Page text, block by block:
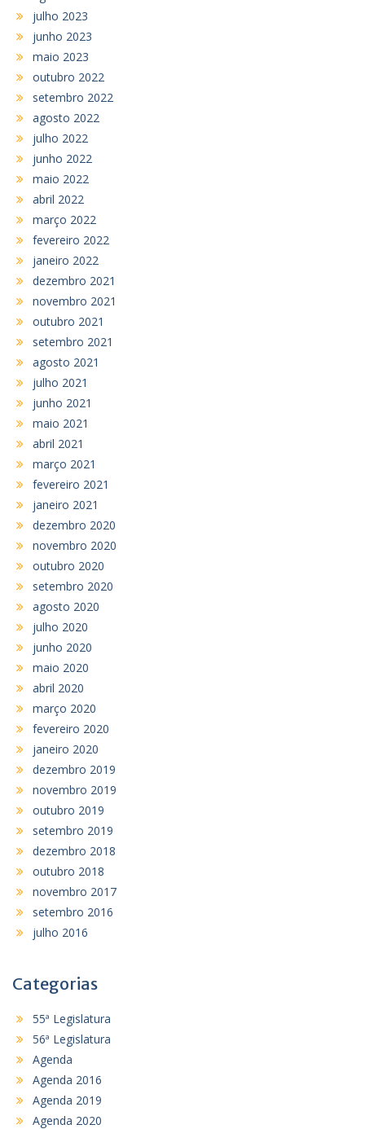
julho 2023
junho 2023
maio 2023
outubro 2022
setembro 2022
agosto 2022
julho 2022
junho 2022
maio 2022
abril 2022
março 2022
fevereiro 2022
janeiro 2022
dezembro 2021
novembro 2021
outubro 2021
setembro 2021
agosto 2021
julho 2021
junho 2021
maio 2021
abril 2021
março 2021
fevereiro 2021
janeiro 2021
dezembro 2020
novembro 2020
outubro 2020
setembro 2020
agosto 2020
julho 2020
junho 2020
maio 2020
abril 2020
março 2020
fevereiro 2020
janeiro 2020
dezembro 2019
novembro 2019
outubro 2019
setembro 2019
dezembro 2018
outubro 2018
novembro 2017
setembro 2016
julho 2016
Categorias
55ª Legislatura
56ª Legislatura
Agenda
Agenda 2016
Agenda 2019
Agenda 2020